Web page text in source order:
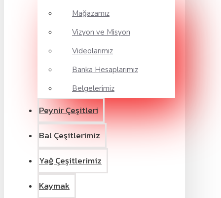
Mağazamız
Vizyon ve Misyon
Videolarımız
Banka Hesaplarımız
Belgelerimiz
Peynir Çeşitleri
Bal Çeşitlerimiz
Yağ Çeşitlerimiz
Kaymak